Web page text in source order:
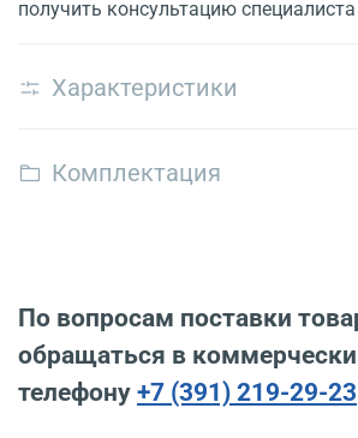
получить консультацию специалиста
Характеристики
Комплектация
По вопросам поставки
обращаться в
телефону +7 (391) 219-29-23